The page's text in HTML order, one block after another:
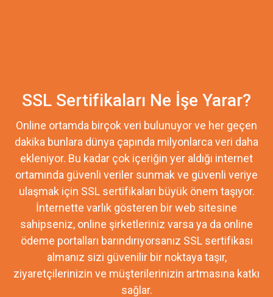
SSL Sertifikaları Ne İşe Yarar?
Online ortamda birçok veri bulunuyor ve her geçen
dakika bunlara dünya çapında milyonlarca veri daha
ekleniyor. Bu kadar çok içeriğin yer aldığı internet
ortamında güvenli veriler sunmak ve güvenli veriye
ulaşmak için SSL sertifikaları büyük önem taşıyor.
İnternette varlık gösteren bir web sitesine
sahipseniz, online şirketleriniz varsa ya da online
ödeme portalları barındırıyorsanız SSL sertifikası
almanız sizi güvenilir bir noktaya taşır,
ziyaretçilerinizin ve müşterilerinizin artmasına katkı
sağlar.